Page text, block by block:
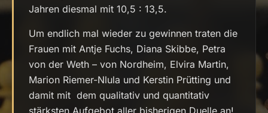
Jahren diesmal mit 10,5 : 13,5.
Um endlich mal wieder zu gewinnen traten die
Frauen mit Antje Fuchs, Diana Skibbe, Petra
von der Weth – von Nordheim, Elvira Martin,
Marion Riemer-Nlula und Kerstin Prütting und
damit mit dem qualitativ und quantitativ
stärksten Aufgebot aller bisherigen Duelle an!